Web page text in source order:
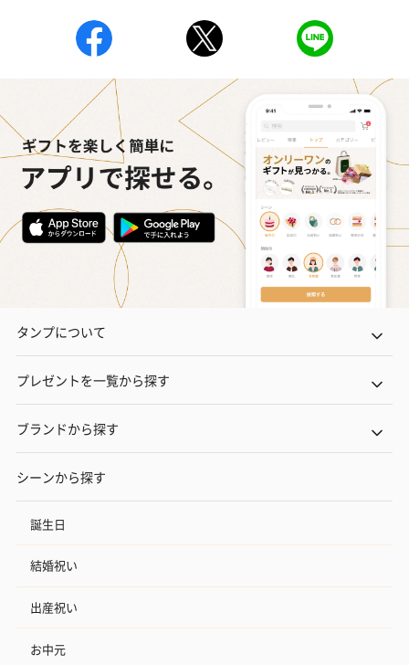
ンク）（1,760円）
ルー）（1,760円）
ワイト）（
キャンドル・お香
キャンドル・お香を同梱してお届けいたします。
フラッグカプセル：イ
ンセンススティック
（END）（880円）
フラッグカプセル：イ
ンセンススティック
ショートイン
（GRAPE
※20歳未満の方への酒類の販売はいたしません。
タンプについて
プレゼントを一覧から探す
ブランドから探す
シーンから探す
誕生日
結婚祝い
出産祝い
お中元